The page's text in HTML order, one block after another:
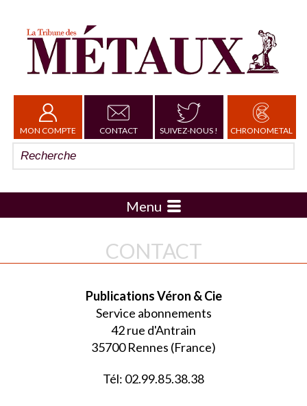
MON COMPTE CONTACT SUIVEZ-NOUS ! CHRONOMETAL
Menu
CONTACT
Publications Véron & Cie
Service abonnements
42 rue d'Antrain
35700 Rennes (France)
Tél: 02.99.85.38.38